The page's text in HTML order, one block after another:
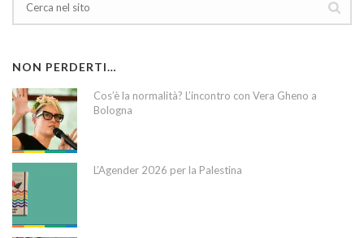
NON PERDERTI…
Cos’è la normalità? L’incontro con Vera Gheno a
Bologna
L’Agender 2026 per la Palestina